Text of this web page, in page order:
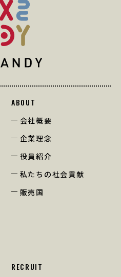
ABOUT
会社概要
企業理念
役員紹介
私たちの社会貢献
販売国
RECRUIT